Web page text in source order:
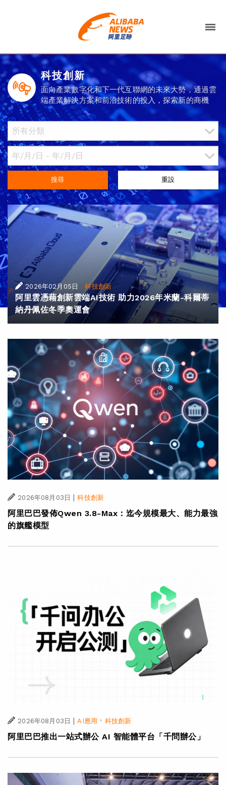
科技創新
面向產業數字化和下一代互聯網的未來大勢，通過雲
端產業解決方案和前沿技術的投入，探索新的商機
搜尋 重設
2026年02月05日 |科技創新
阿里雲憑藉創新雲端AI技術 助力2026年米蘭-科爾蒂
納丹佩佐冬季奧運會
2026年08月03日 | 科技創新
阿里巴巴發佈Qwen 3.8-Max：迄今規模最大、能力最強
的旗艦模型
2026年08月03日 | AI應用 · 科技創新
阿里巴巴推出一站式辦公 AI 智能體平台「千問辦公」